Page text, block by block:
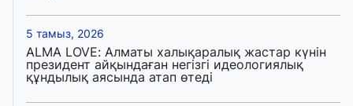
5 тамыз, 2026
ALMA LOVE: Алматы халықаралық жастар күнін
президент айқындаған негізгі идеологиялық
құндылық аясында атап өтеді